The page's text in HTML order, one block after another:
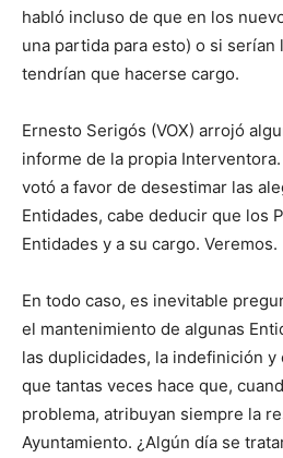
habló incluso de que en los
una partida para esto) o si serían
tendrían que hacerse cargo.
Ernesto Serigós (VOX) arrojó
informe de la propia
votó a favor de desestimar las
Entidades, cabe deducir que los
Entidades y a su cargo. Veremos.
En todo caso, es inevitable
el mantenimiento de algunas
las duplicidades, la indefinición
que tantas veces hace que,
problema, atribuyan siempre la
Ayuntamiento. ¿Algún día se